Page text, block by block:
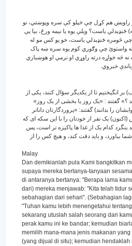
راويښ هم كړل چې خپلو كې سره وپوښتي، نو
ځنډېدلي ياست؟ ويلې يوه يا نيمه ورځ، بيا يې
څومره ځنډېدلي ياست، خو يو كس مو له
واستوئ چې وګوري كوم يوه سره ښه پاک
نه څه خواړه درته راوړي او نرمي او هوښياري
خبروي.
بر انگیختیم تا از یکدیگر سؤال کنند، یکی از
؟» گفتند : «یک روز یا بخشی از یک روز»
را بدانند) گفتند: «پروردگارتان داناتر
یک نفر از خودتان را با این سکه ای که
بنگرد کدام یک از غذا ها پاکیزه تر است، پس
بیاورد، و باید دقت کند، و هیچ کس را از
Malay
Dan demikianlah pula Kami bangkitkan
supaya mereka bertanya-tanyaan
di antaranya bertanya: "Berapa lama
dari) mereka menjawab: "Kita telah tidur
sebahagian dari sehari". (Sebahagian
"Tuhan kamu lebih menengetahui
sekarang utuslah salah seorang dari
perak kamu ini ke bandar; kemudian
memilih mana-mana jenis makanan
(yang dijual di situ); kemudian